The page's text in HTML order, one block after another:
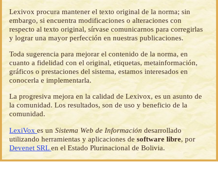
Lexivox procura mantener el texto original de la norma; sin
embargo, si encuentra modificaciones o alteraciones con
respecto al texto original, sírvase comunicarnos para corregirlas
y lograr una mayor perfección en nuestras publicaciones.
Toda sugerencia para mejorar el contenido de la norma, en
cuanto a fidelidad con el original, etiquetas, metainformación,
gráficos o prestaciones del sistema, estamos interesados en
conocerla e implementarla.
La progresiva mejora en la calidad de Lexivox, es un asunto de
la comunidad. Los resultados, son de uso y beneficio de la
comunidad.
LexiVoxes unSistema Web de Información desarrollado
utilizando herramientas y aplicaciones desoftware libre, por
Devenet SRLen el Estado Plurinacional de Bolivia.